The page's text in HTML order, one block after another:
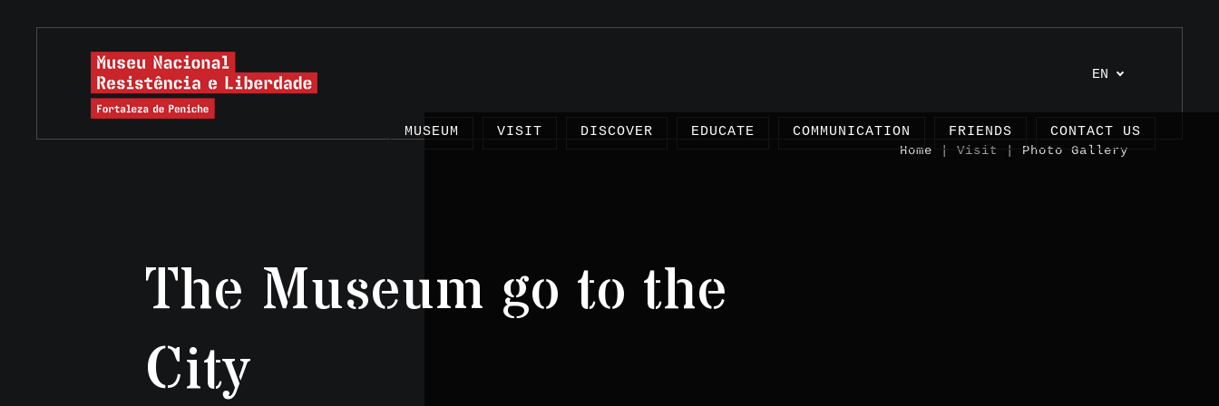
EN
MUSEUM VISIT DISCOVER EDUCATE COMMUNICATION FRIENDS CONTACT US
The Museum go to the
City
Home | Visit | Photo Gallery